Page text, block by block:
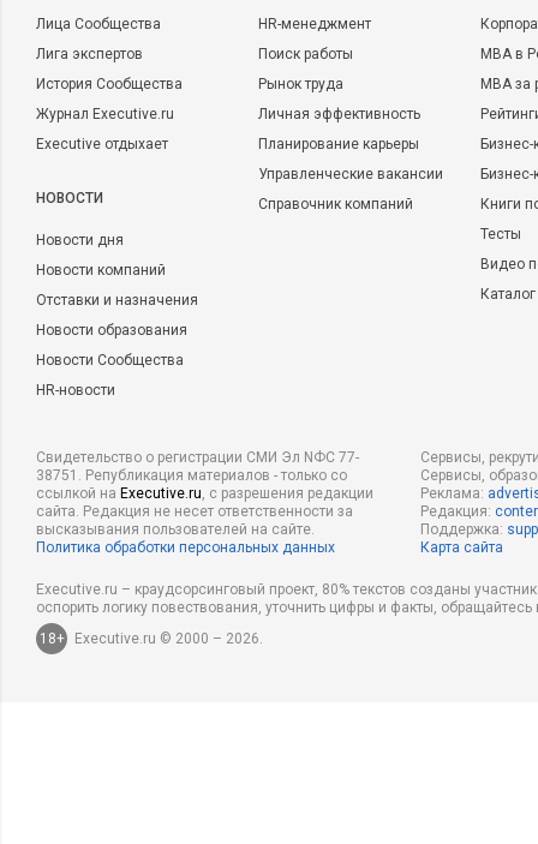
Лица Сообщества
Лига экспертов
История Сообщества
Журнал Executive.ru
Executive отдыхает
НОВОСТИ
Новости дня
Новости компаний
Отставки и назначения
Новости образования
Новости Сообщества
HR-новости
HR-менеджмент
Поиск работы
Рынок труда
Личная эффективность
Планирование карьеры
Управленческие вакансии
Справочник компаний
MBA в
MBA
Бизнес-
Книги
Тесты
Видео
Свидетельство о регистрации СМИ Эл NФС 77-
38751. Републикация материалов - только со
ссылкой на Executive.ru, с разрешения редакции
сайта. Редакция не несет ответственности за
высказывания пользователей на сайте.
Политика обработки персональных данных
Сервисы,
Сервисы,
Реклама:
Редакция:
Поддержка:
Карта сайта
Executive.ru – краудсорсинговый проект, 80% текстов созданы
оспорить логику повествования, уточнить цифры и факты,
18+
Executive.ru © 2000 – 2026.